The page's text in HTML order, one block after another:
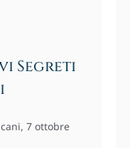
Segreti
7 ottobre